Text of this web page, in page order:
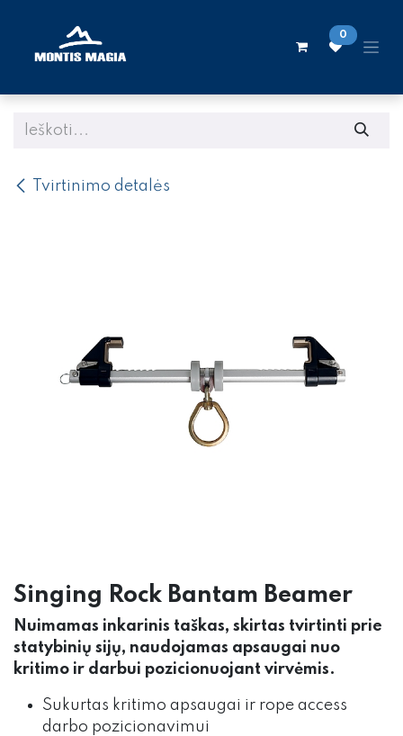
0
Tvirtinimo detalės
Singing Rock Bantam Beamer
Nuimamas inkarinis taškas, skirtas tvirtinti prie
statybinių sijų, naudojamas apsaugai nuo
kritimo ir darbui pozicionuojant virvėmis.
Sukurtas kritimo apsaugai ir rope access
darbo pozicionavimui